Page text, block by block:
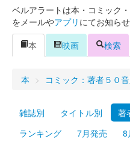
新規登録
ログイン
Myシェルフ
プレミアム
ベルアラートは本・コミック
をメールやアプリ にてお知ら
本
映画 検索
本 > コミック：著者５０音
雑誌別 タイトル別 著
ランキング
7月発売 8